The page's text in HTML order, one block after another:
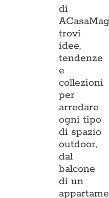
di
trovi
idee,
tendenze
e
collezioni
per
arredare
ogni tipo
di spazio
outdoor,
dal
balcone
di un